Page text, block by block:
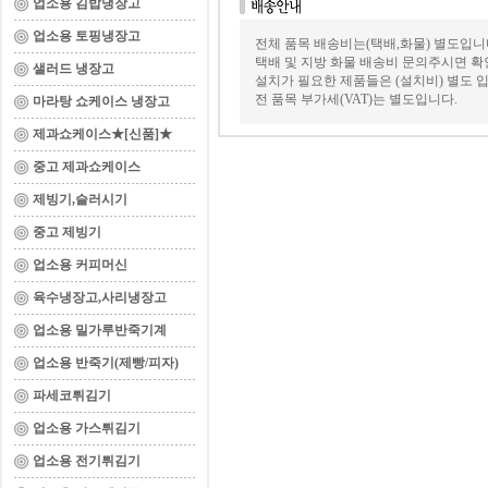
업소용 김밥냉장고
업소용 토핑냉장고
샐러드 냉장고
마라탕 쇼케이스 냉장고
제과쇼케이스★[신품]★
중고 제과쇼케이스
제빙기,슬러시기
중고 제빙기
업소용 커피머신
육수냉장고,사리냉장고
업소용 밀가루반죽기계
업소용 반죽기(제빵/피자)
파세코튀김기
업소용 가스튀김기
업소용 전기튀김기
전체 품목 배송비는(택배,화물) 별도입니
택배 및 지방 화물 배송비 문의주시면 확
설치가 필요한 제품들은 (설치비) 별도
전 품목 부가세(VAT)는 별도입니다.